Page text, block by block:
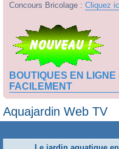
Concours Bricolage : Cliquez
BOUTIQUES EN
FACILEMENT
Aquajardin Web TV